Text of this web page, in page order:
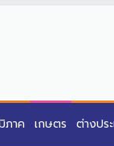
ภาค เกษตร ต่างปร